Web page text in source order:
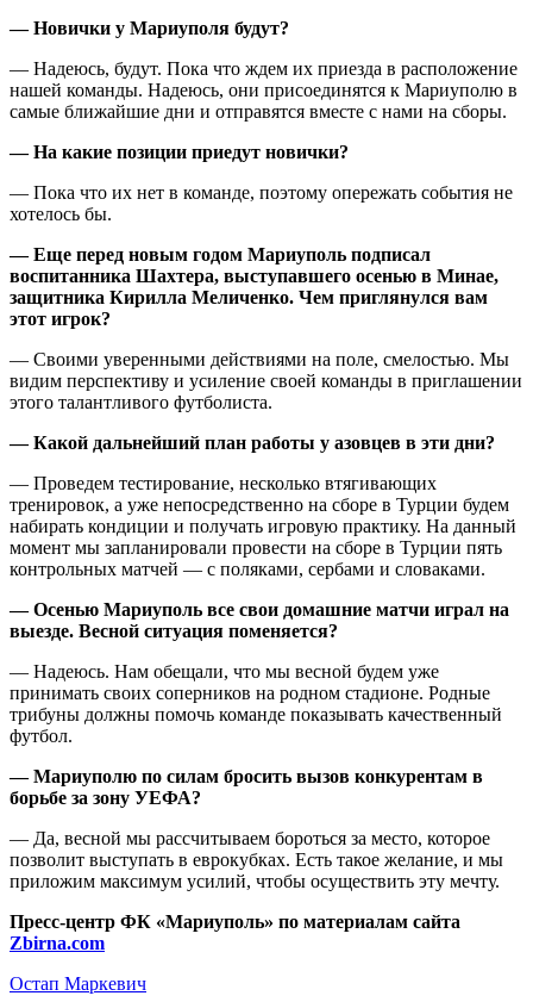
— Новички у Мариуполя будут?
— Надеюсь, будут. Пока что ждем их приезда в расположение
нашей команды. Надеюсь, они присоединятся к Мариуполю в
самые ближайшие дни и отправятся вместе с нами на сборы.
— На какие позиции приедут новички?
— Пока что их нет в команде, поэтому опережать события не
хотелось бы.
— Еще перед новым годом Мариуполь подписал
воспитанника Шахтера, выступавшего осенью в Минае,
защитника Кирилла Меличенко. Чем приглянулся вам
этот игрок?
— Своими уверенными действиями на поле, смелостью. Мы
видим перспективу и усиление своей команды в приглашении
этого талантливого футболиста.
— Какой дальнейший план работы у азовцев в эти дни?
— Проведем тестирование, несколько втягивающих
тренировок, а уже непосредственно на сборе в Турции будем
набирать кондиции и получать игровую практику. На данный
момент мы запланировали провести на сборе в Турции пять
контрольных матчей — с поляками, сербами и словаками.
— Осенью Мариуполь все свои домашние матчи играл на
выезде. Весной ситуация поменяется?
— Надеюсь. Нам обещали, что мы весной будем уже
принимать своих соперников на родном стадионе. Родные
трибуны должны помочь команде показывать качественный
футбол.
— Мариуполю по силам бросить вызов конкурентам в
борьбе за зону УЕФА?
— Да, весной мы рассчитываем бороться за место, которое
позволит выступать в еврокубках. Есть такое желание, и мы
приложим максимум усилий, чтобы осуществить эту мечту.
Пресс-центр ФК «Мариуполь» по материалам сайта
Zbirna.com
Остап Маркевич